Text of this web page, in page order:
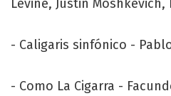
Levine, Justin Moshkevich,
- Caligaris sinfónico -
- Como La Cigarra -